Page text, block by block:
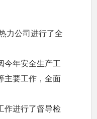
力公司进行了全
今年安全生产工
主要工作，全面
作进行了督导检